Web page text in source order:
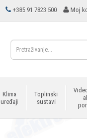
+385 91 7823 500 Moj
Klima
uređaji
Toplinski
sustavi